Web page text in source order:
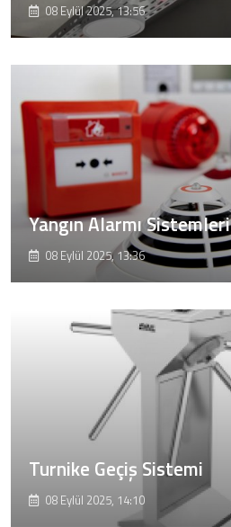
08 Eylül 2025, 13:56
Yangın Alarmı Sistemleri
08 Eylül 2025, 13:36
Turnike Geçiş Sistemi
08 Eylül 2025, 14:10